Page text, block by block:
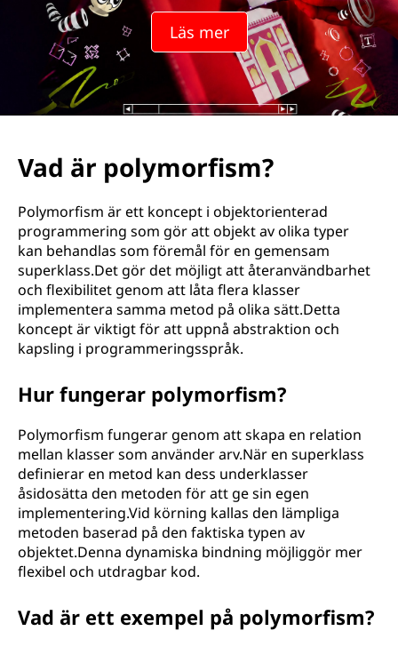
i
Läs mer
Vad är polymorfism?
Polymorfism är ett koncept i objektorienterad
programmering som gör att objekt av olika typer
kan behandlas som föremål för en gemensam
superklass.Det gör det möjligt att återanvändbarhet
och flexibilitet genom att låta flera klasser
implementera samma metod på olika sätt.Detta
koncept är viktigt för att uppnå abstraktion och
kapsling i programmeringsspråk.
Hur fungerar polymorfism?
Polymorfism fungerar genom att skapa en relation
mellan klasser som använder arv.När en superklass
definierar en metod kan dess underklasser
åsidosätta den metoden för att ge sin egen
implementering.Vid körning kallas den lämpliga
metoden baserad på den faktiska typen av
objektet.Denna dynamiska bindning möjliggör mer
flexibel och utdragbar kod.
Vad är ett exempel på polymorfism?